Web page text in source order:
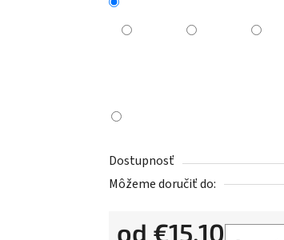
Dostupnosť
Môžeme doručiť do:
od €15,10